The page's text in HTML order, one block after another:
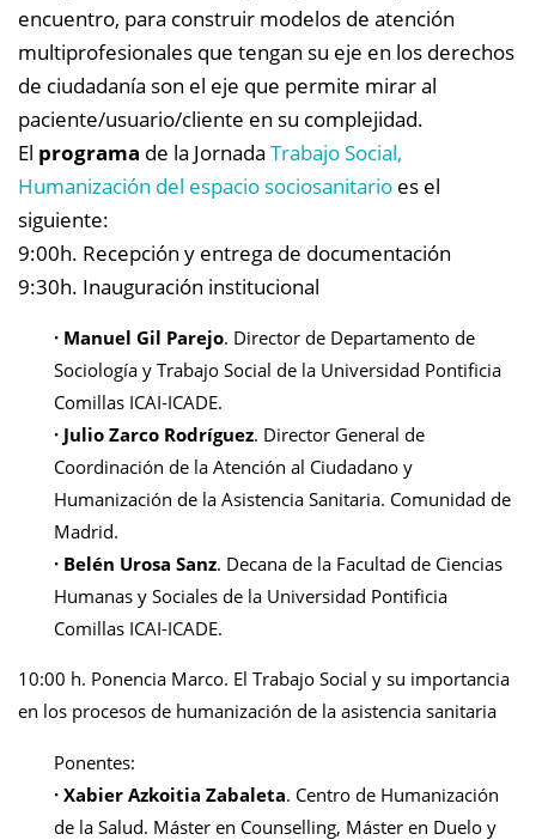
encuentro, para construir modelos de atención
multiprofesionales que tengan su eje en los derechos
de ciudadanía son el eje que permite mirar al
paciente/usuario/cliente en su complejidad.
El programa de la Jornada Trabajo Social,
Humanización del espacio sociosanitario es el
siguiente:
9:00h. Recepción y entrega de documentación
9:30h. Inauguración institucional
· Manuel Gil Parejo. Director de Departamento de
Sociología y Trabajo Social de la Universidad Pontificia
Comillas ICAI-ICADE.
· Julio Zarco Rodríguez. Director General de
Coordinación de la Atención al Ciudadano y
Humanización de la Asistencia Sanitaria. Comunidad de
Madrid.
· Belén Urosa Sanz. Decana de la Facultad de Ciencias
Humanas y Sociales de la Universidad Pontificia
Comillas ICAI-ICADE.
10:00 h. Ponencia Marco. El Trabajo Social y su importancia
en los procesos de humanización de la asistencia sanitaria
Ponentes:
· Xabier Azkoitia Zabaleta. Centro de Humanización
de la Salud. Máster en Counselling, Máster en Duelo y